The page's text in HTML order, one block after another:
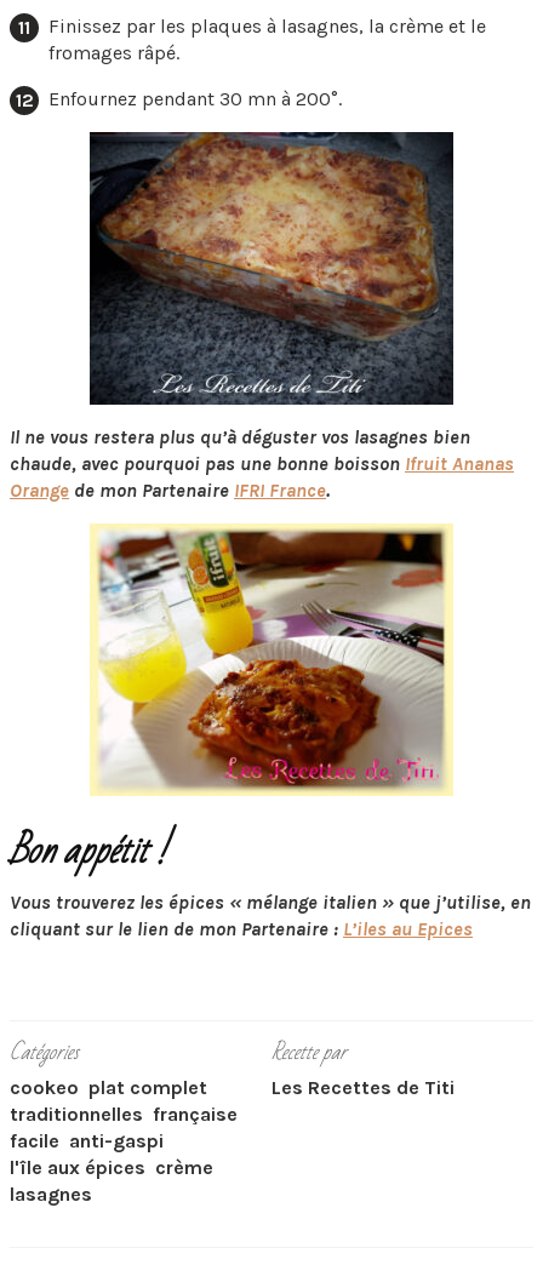
Finissez par les plaques à lasagnes, la crème et le
fromages râpé.
Enfournez pendant 30 mn à 200°.
Il ne vous restera plus qu’à déguster vos lasagnes bien
chaude, avec pourquoi pas une bonne boisson Ifruit Ananas
Orange de mon Partenaire IFRI France.
Bon appétit !
Vous trouverez les épices « mélange italien » que j’utilise, en
cliquant sur le lien de mon Partenaire : L’iles au Epices
Catégories
cookeo plat complet
traditionnelles française
facile anti-gaspi
l'île aux épices crème
lasagnes
Recette par
Les Recettes de Titi